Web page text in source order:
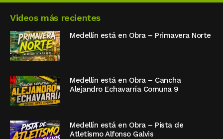
Videos más recientes
Medellín está en Obra – Primavera Norte
Medellín está en Obra – Cancha
Alejandro Echavarría Comuna 9
Medellín está en Obra – Pista de
Atletismo Alfonso Galvis